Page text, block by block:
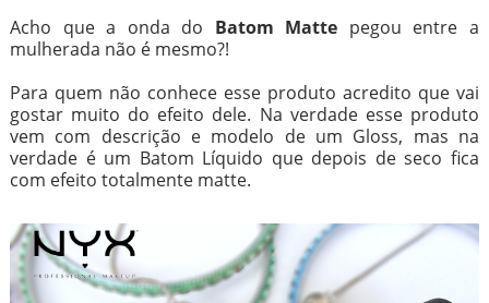
Acho que a onda do Batom Matte pegou entre a
mulherada não é mesmo?!
Para quem não conhece esse produto acredito que vai
gostar muito do efeito dele. Na verdade esse produto
vem com descrição e modelo de um Gloss, mas na
verdade é um Batom Líquido que depois de seco fica
com efeito totalmente matte.